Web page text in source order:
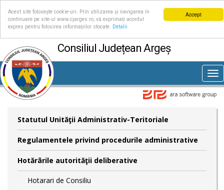
Accept
Acest site folosește cookie-uri. Prin utilizarea și navigarea în
continuare pe site-ul www.cjarges.ro, vă exprimați acordul
expres pentru folosirea informațiilor stocate.
Detalii
Consiliul Județean Argeș
Statutul Unităţii Administrativ-Teritoriale
Regulamentele privind procedurile administrative
Hotărârile autorităţii deliberative
Hotarari de Consiliu